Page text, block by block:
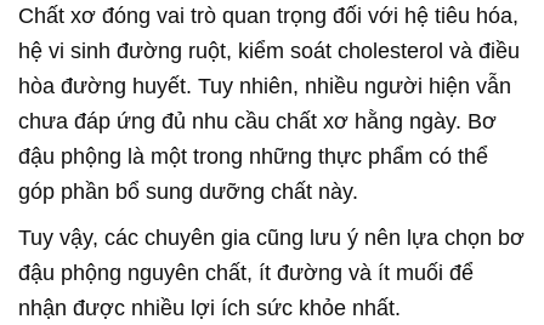
Chất xơ đóng vai trò quan trọng đối với hệ tiêu hóa,
hệ vi sinh đường ruột, kiểm soát cholesterol và điều
hòa đường huyết. Tuy nhiên, nhiều người hiện vẫn
chưa đáp ứng đủ nhu cầu chất xơ hằng ngày. Bơ
đậu phộng là một trong những thực phẩm có thể
góp phần bổ sung dưỡng chất này.
Tuy vậy, các chuyên gia cũng lưu ý nên lựa chọn bơ
đậu phộng nguyên chất, ít đường và ít muối để
nhận được nhiều lợi ích sức khỏe nhất.